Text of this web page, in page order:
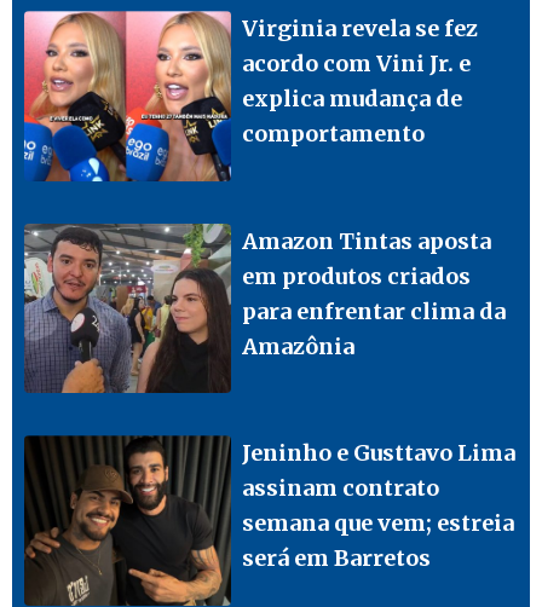
Virginia revela se fez
acordo com Vini Jr. e
explica mudança de
comportamento
Amazon Tintas aposta
em produtos criados
para enfrentar clima da
Amazônia
Jeninho e Gusttavo Lima
assinam contrato
semana que vem; estreia
será em Barretos